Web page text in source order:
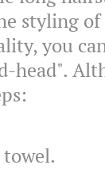
styling
you
head".